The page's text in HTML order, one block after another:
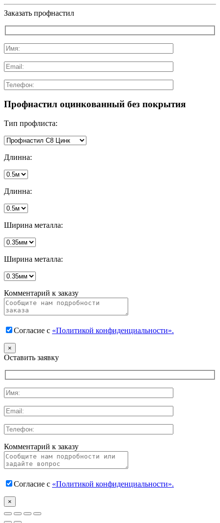
Заказать профнастил
Профнастил оцинкованный без покрытия
Тип профлиста:
Длинна:
Длинна:
Ширина металла:
Ширина металла:
Комментарий к заказу
Согласие с «Политикой конфиденциальности».
×
Оставить заявку
Комментарий к заказу
Согласие с «Политикой конфиденциальности».
×